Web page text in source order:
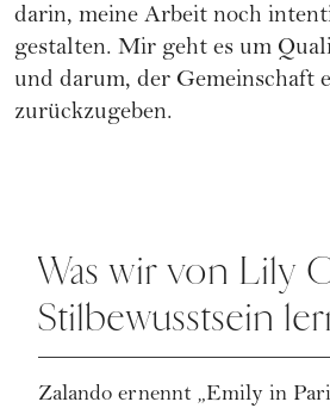
darin, meine Arbeit noch
gestalten. Mir geht es um
und darum, der Gemeinschaft
zurückzugeben.
Was wir von Lily
Stilbewusstsein
können
Zalando ernennt „Emily in